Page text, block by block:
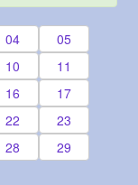
04
05
10
11
16
17
22
23
28
29